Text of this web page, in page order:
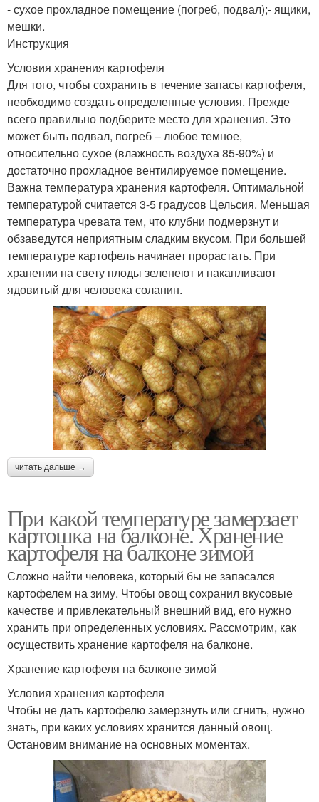
- сухое прохладное помещение (погреб, подвал);- ящики,
мешки.
Инструкция
Условия хранения картофеля
Для того, чтобы сохранить в течение запасы картофеля,
необходимо создать определенные условия. Прежде
всего правильно подберите место для хранения. Это
может быть подвал, погреб – любое темное,
относительно сухое (влажность воздуха 85-90%) и
достаточно прохладное вентилируемое помещение.
Важна температура хранения картофеля. Оптимальной
температурой считается 3-5 градусов Цельсия. Меньшая
температура чревата тем, что клубни подмерзнут и
обзаведутся неприятным сладким вкусом. При большей
температуре картофель начинает прорастать. При
хранении на свету плоды зеленеют и накапливают
ядовитый для человека соланин.
читать дальше →
При какой температуре замерзает
картошка на балконе. Хранение
картофеля на балконе зимой
Сложно найти человека, который бы не запасался
картофелем на зиму. Чтобы овощ сохранил вкусовые
качестве и привлекательный внешний вид, его нужно
хранить при определенных условиях. Рассмотрим, как
осуществить хранение картофеля на балконе.
Хранение картофеля на балконе зимой
Условия хранения картофеля
Чтобы не дать картофелю замерзнуть или сгнить, нужно
знать, при каких условиях хранится данный овощ.
Остановим внимание на основных моментах.